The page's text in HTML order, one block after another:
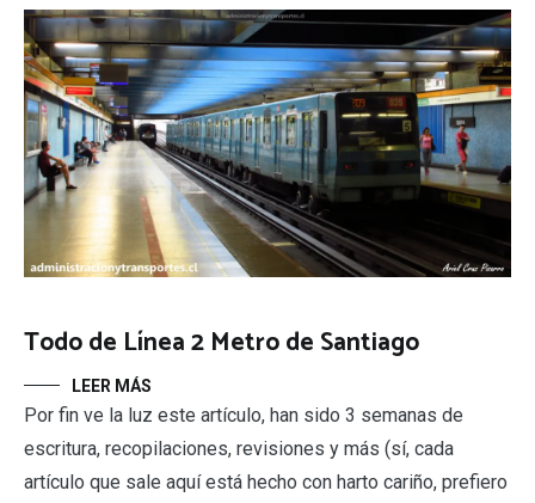
Todo de Línea 2 Metro de Santiago
LEER MÁS
Por fin ve la luz este artículo, han sido 3 semanas de
escritura, recopilaciones, revisiones y más (sí, cada
artículo que sale aquí está hecho con harto cariño, prefiero